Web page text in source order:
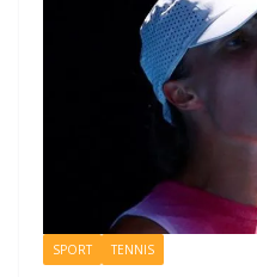
SPORT TENNIS